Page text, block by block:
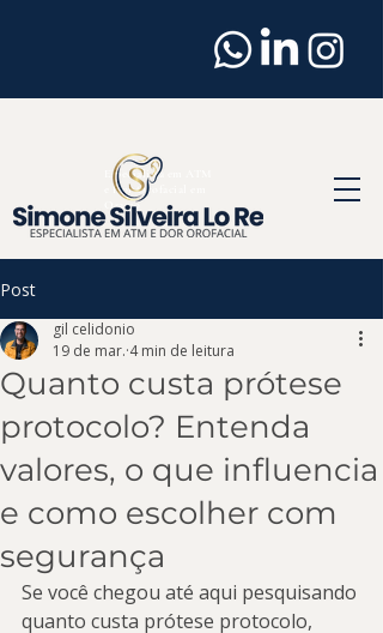
Dentista
Especialista em ATM
e Dor Orofacial em
Osasco
Post
Quanto custa prótese
protocolo? Entenda
valores, o que influencia
e como escolher com
segurança
gil celidonio
19 de mar. 4 min de leitura
Se você chegou até aqui pesquisando
quanto custa prótese protocolo,